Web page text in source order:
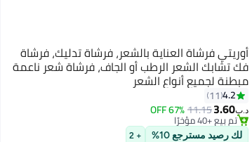
أوريتي فرشاة العناية بالشعر، فرشاة تدليك، فرشاة
فك تشابك الشعر الرطب أو الجاف، فرشاة شعر ناعمة
مبطنة لجميع أنواع الشعر
4.2
11
د.ب‏3.60
11.15
67% OFF
تم بيع +40 مؤخرًا
تم بيع +40 مؤخرًا
لك رصيد مسترجع 10% + 2